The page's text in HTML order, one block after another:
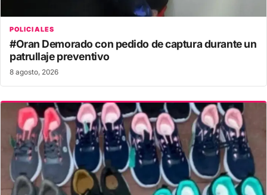
POLICIALES
#Oran Demorado con pedido de captura durante un
patrullaje preventivo
8 agosto, 2026